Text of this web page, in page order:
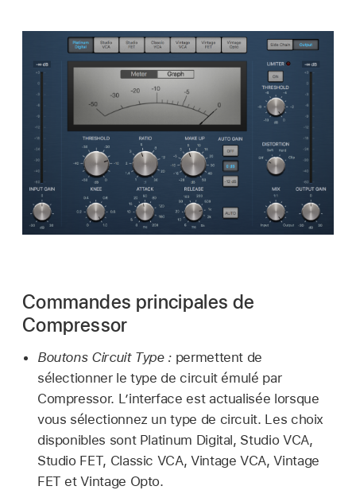
Commandes principales de
Compressor
Boutons Circuit Type : permettent de
sélectionner le type de circuit émulé par
Compressor. L’interface est actualisée lorsque
vous sélectionnez un type de circuit. Les choix
disponibles sont Platinum Digital, Studio VCA,
Studio FET, Classic VCA, Vintage VCA, Vintage
FET et Vintage Opto.